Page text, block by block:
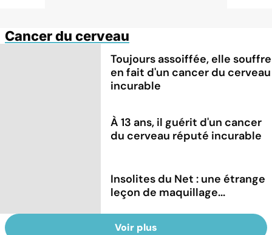
Cancer du cerveau
Toujours assoiffée, elle souffre
en fait d'un cancer du cerveau
incurable
À 13 ans, il guérit d'un cancer
du cerveau réputé incurable
Insolites du Net : une étrange
leçon de maquillage...
Voir plus